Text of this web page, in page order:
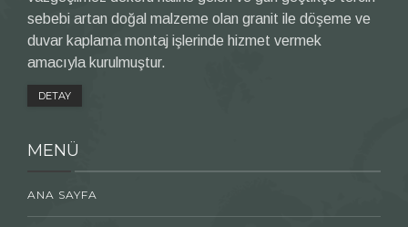
sebebi artan doğal malzeme olan granit ile döşeme ve
duvar kaplama montaj işlerinde hizmet vermek
amacıyla kurulmuştur.
DETAY
MENÜ
ANA SAYFA